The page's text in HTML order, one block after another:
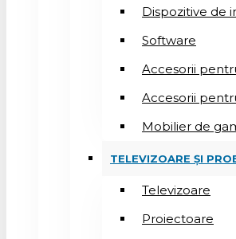
Dispozitive de
Software
Accesorii
Accesorii
Mobilier de
TELEVIZOARE ȘI
Televizoare
Proiectoare